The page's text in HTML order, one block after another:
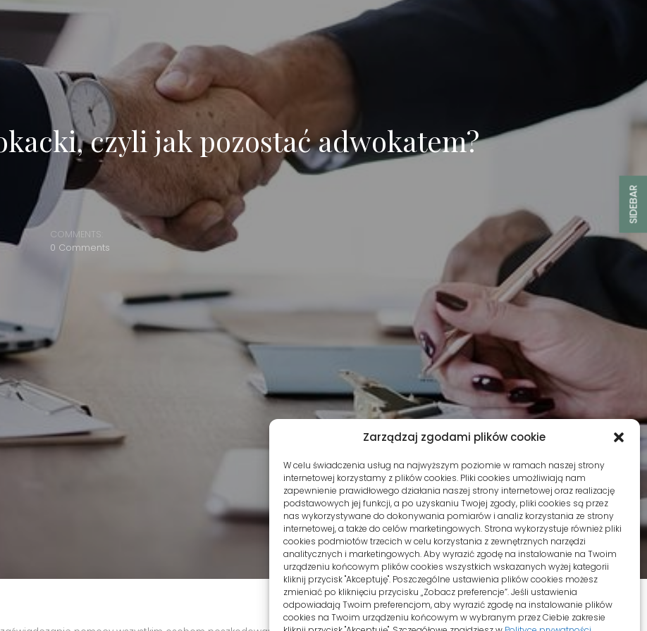
Zarządzaj zgodami plików cookie
W celu świadczenia usług na najwyższym poziomie w ramach naszej strony
internetowej korzystamy z plików cookies. Pliki cookies umożliwiają nam
zapewnienie prawidłowego działania naszej strony internetowej oraz realizację
podstawowych jej funkcji, a po uzyskaniu Twojej zgody, pliki cookies są przez
nas wykorzystywane do dokonywania pomiarów i analiz korzystania ze strony
internetowej, a także do celów marketingowych. Strona wykorzystuje również pliki
cookies podmiotów trzecich w celu korzystania z zewnętrznych narzędzi
analitycznych i marketingowych. Aby wyrazić zgodę na instalowanie na Twoim
urządzeniu końcowym plików cookies wszystkich wskazanych wyżej kategorii
kliknij przycisk "Akceptuję". Poszczególne ustawienia plików cookies możesz
zmieniać po kliknięciu przycisku „Zobacz preferencje”. Jeśli ustawienia
odpowiadają Twoim preferencjom, aby wyrazić zgodę na instalowanie plików
cookies na Twoim urządzeniu końcowym w wybranym przez Ciebie zakresie
czyli jak pozostać adwokatem?
COMMENTS:
0 Comments
SIDEBAR